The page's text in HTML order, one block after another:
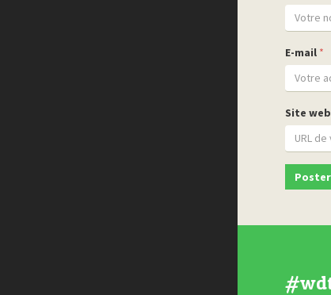
E-mail *
Site web